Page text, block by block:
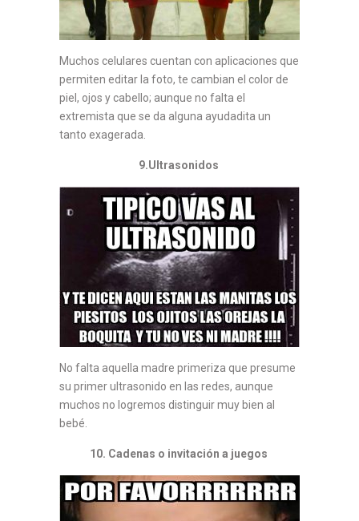
Muchos celulares cuentan con aplicaciones que
permiten editar la foto, te cambian el color de
piel, ojos y cabello; aunque no falta el
extremista que se da alguna ayudadita un
tanto exagerada.
9.Ultrasonidos
No falta aquella madre primeriza que presume
su primer ultrasonido en las redes, aunque
muchos no logremos distinguir muy bien al
bebé.
10. Cadenas o invitación a juegos